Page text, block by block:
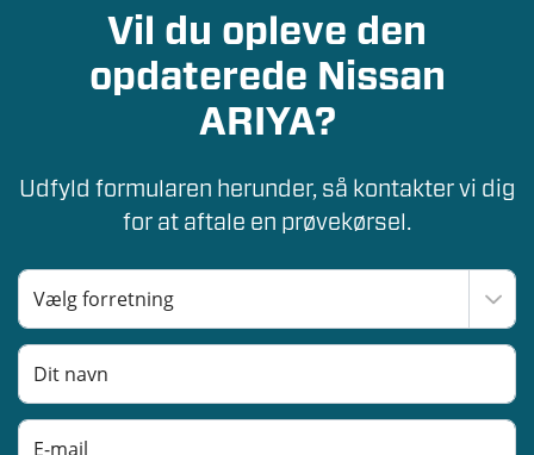
Vil du opleve den
opdaterede Nissan
ARIYA?
Udfyld formularen herunder, så kontakter vi dig
for at aftale en prøvekørsel.